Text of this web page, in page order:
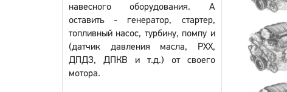
навесного оборудования. А
оставить - генератор, стартер,
топливный насос, турбину, помпу и
(датчик давления масла, РХХ,
ДПДЗ, ДПКВ и т.д.) от своего
мотора.